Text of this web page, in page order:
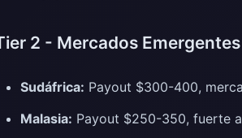
2 - Mercados Emergentes
Sudáfrica: Payout $300-400,
Malasia: Payout $250-350, fuerte